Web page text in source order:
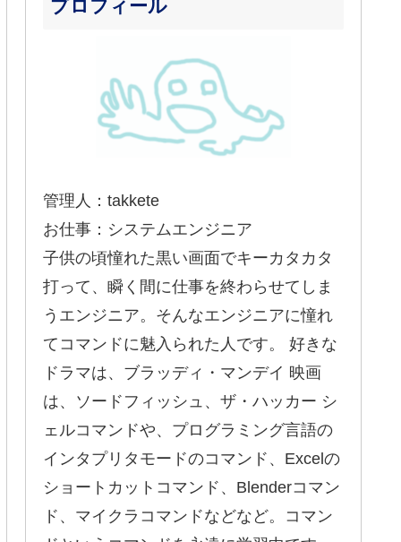
プロフィール
管理人：takkete
お仕事：システムエンジニア
子供の頃憧れた黒い画面でキーカタカタ
打って、瞬く間に仕事を終わらせてしま
うエンジニア。そんなエンジニアに憧れ
てコマンドに魅入られた人です。 好きな
ドラマは、ブラッディ・マンデイ 映画
は、ソードフィッシュ、ザ・ハッカー シ
ェルコマンドや、プログラミング言語の
インタプリタモードのコマンド、Excelの
ショートカットコマンド、Blenderコマン
ド、マイクラコマンドなどなど。コマン